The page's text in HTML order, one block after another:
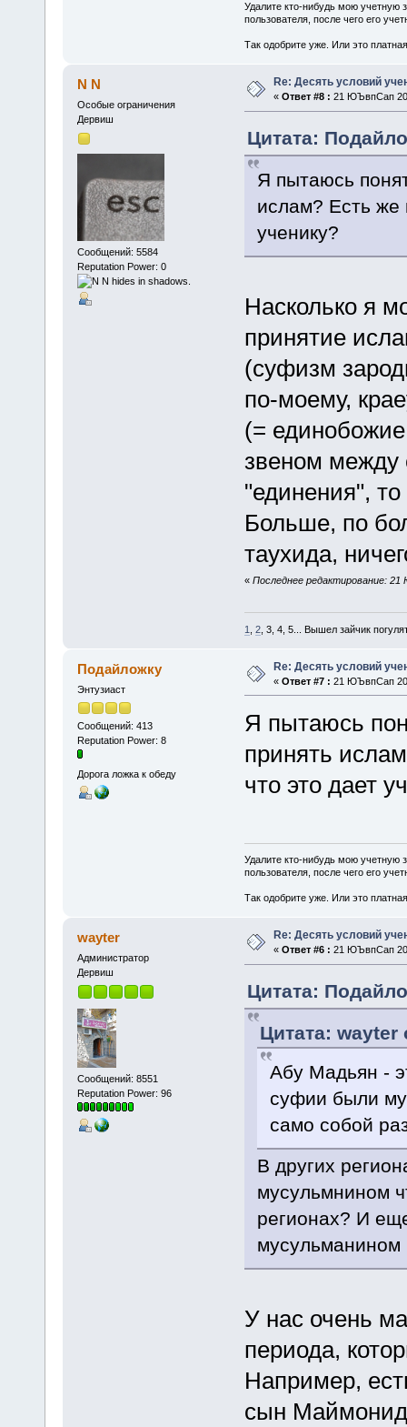
Удалите кто-нибудь мою учетную
пользователя, после чего его
Так одобрите уже. Или это
N N
Особые ограничения
Дервиш
Сообщений: 5584
Reputation Power: 0
Re: Десять условий
« Ответ #8 : 21 ЮЪвпСап
Цитата:
Я пытаюсь
ислам? Есть же
ученику?
Насколько я
принятие
(суфизм
по-моему,
(=
звеном
"единения",
Больше, по
таухида,
« Последнее редактирование:
1 2, 3, 4, 5... Вышел зайчик
Подайложку
Энтузиаст
Сообщений: 413
Reputation Power: 8
Дорога ложка к обеду
Re: Десять условий
« Ответ #7 : 21 ЮЪвпСап
Я пытаюсь
принять
что это дает
Удалите кто-нибудь мою учетную
пользователя, после чего его
Так одобрите уже. Или это
wayter
Администратор
Дервиш
Сообщений: 8551
Reputation Power: 96
Re: Десять условий
« Ответ #6 : 21 ЮЪвпСап
Цитата:
Цитата:
Абу Мадьян -
суфии были
само собой
В других
мусульмнином
регионах? И
мусульманином
У нас очень
периода,
Например,
сын